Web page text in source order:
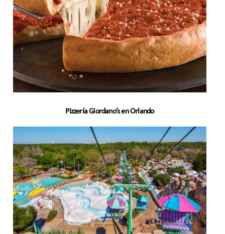
Pizzería Giordano’s en Orlando